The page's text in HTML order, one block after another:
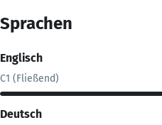
Sprachen
Englisch
C1 (Fließend)
Deutsch